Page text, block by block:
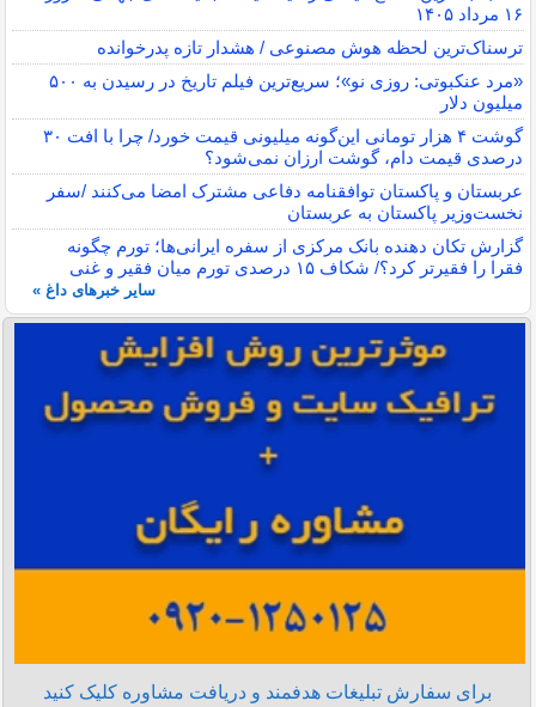
۱۶ مرداد ۱۴۰۵
ترسناک‌ترین لحظه هوش مصنوعی / هشدار تازه پدرخوانده
«مرد عنکبوتی: روزی نو»؛ سریع‌ترین فیلم تاریخ در رسیدن به ۵۰۰
میلیون دلار
گوشت ۴ هزار تومانی این‌گونه میلیونی قیمت خورد/ چرا با افت ۳۰
درصدی قیمت دام، گوشت ارزان نمی‌شود؟
عربستان و پاکستان توافقنامه دفاعی مشترک امضا می‌کنند /سفر
نخست‌وزیر پاکستان به عربستان
گزارش تکان‌ دهنده بانک مرکزی از سفره ایرانی‌ها؛ تورم چگونه
فقرا را فقیرتر کرد؟/ شکاف ۱۵ درصدی تورم میان فقیر و غنی
سایر خبرهای داغ »
برای سفارش تبلیغات هدفمند و دریافت مشاوره کلیک کنید